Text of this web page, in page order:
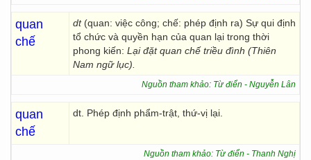
quan
chế
dt (quan: việc công; chế: phép định ra) Sự qui định
tổ chức và quyền hạn của quan lại trong thời
phong kiến: Lại đặt quan chế triều đình (Thiên
Nam ngữ lục).
Nguồn tham khảo: Từ điển - Nguyễn Lân
quan
chế
dt. Phép định phẩm-trật, thứ-vị lại.
Nguồn tham khảo: Từ điển - Thanh Nghị